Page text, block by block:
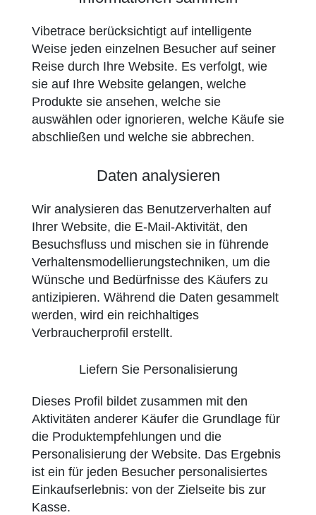
Vibetrace berücksichtigt auf intelligente
Weise jeden einzelnen Besucher auf seiner
Reise durch Ihre Website. Es verfolgt, wie
sie auf Ihre Website gelangen, welche
Produkte sie ansehen, welche sie
auswählen oder ignorieren, welche Käufe sie
abschließen und welche sie abbrechen.
Daten analysieren
Wir analysieren das Benutzerverhalten auf
Ihrer Website, die E-Mail-Aktivität, den
Besuchsfluss und mischen sie in führende
Verhaltensmodellierungstechniken, um die
Wünsche und Bedürfnisse des Käufers zu
antizipieren. Während die Daten gesammelt
werden, wird ein reichhaltiges
Verbraucherprofil erstellt.
Liefern Sie Personalisierung
Dieses Profil bildet zusammen mit den
Aktivitäten anderer Käufer die Grundlage für
die Produktempfehlungen und die
Personalisierung der Website. Das Ergebnis
ist ein für jeden Besucher personalisiertes
Einkaufserlebnis: von der Zielseite bis zur
Kasse.